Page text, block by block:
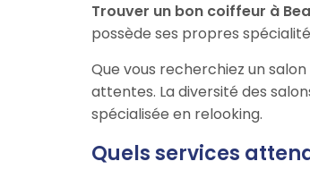
Trouver un bon coiffeur à
possède ses propres
Que vous recherchiez un
attentes. La diversité des
spécialisée en relooking.
Quels services